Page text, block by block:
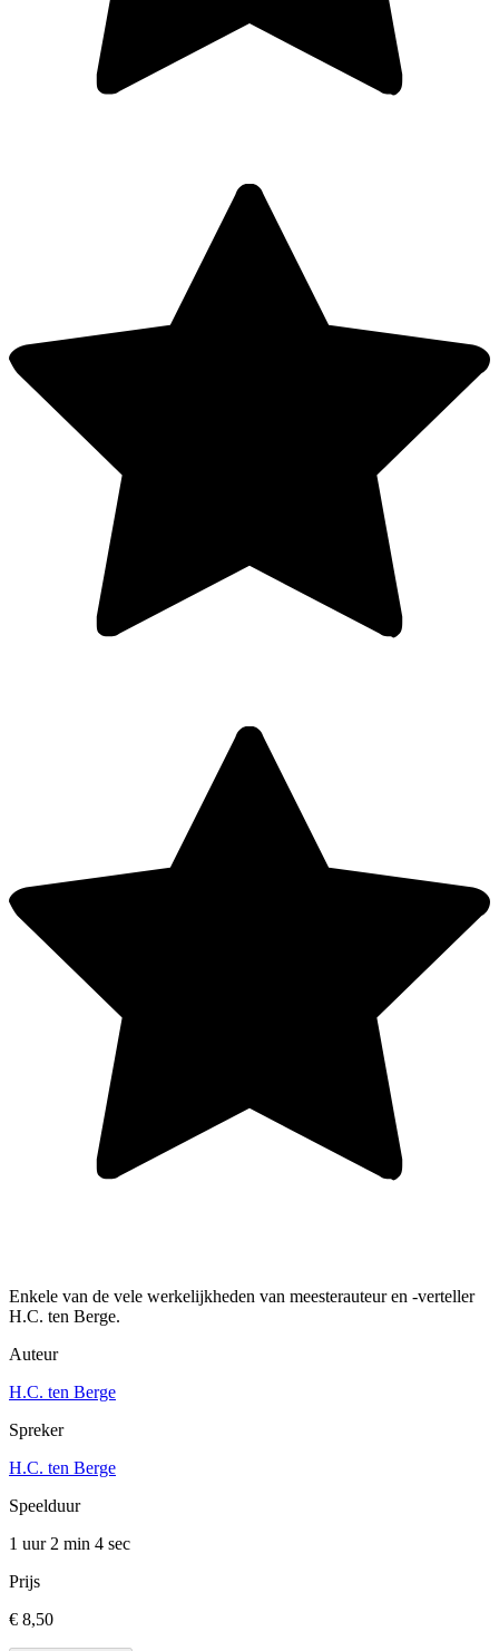
Enkele van de vele werkelijkheden van meesterauteur en -verteller
H.C. ten Berge.
Auteur
H.C. ten Berge
Spreker
H.C. ten Berge
Speelduur
1 uur 2 min 4 sec
Prijs
€ 8,50